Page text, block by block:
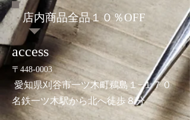
店内商品全品１０％OFF
access
〒448-0003
愛知県刈谷市一ツ木町鵜島１−１７０
名鉄一ツ木駅から北へ徒歩８分